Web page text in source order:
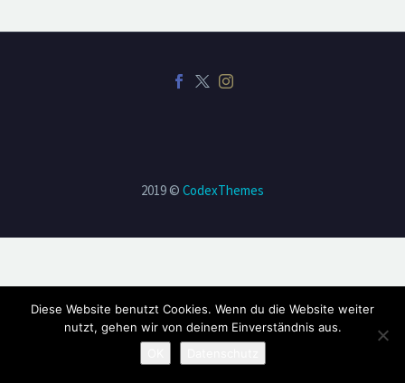
2019 © CodexThemes
Diese Website benutzt Cookies. Wenn du die Website weiter
nutzt, gehen wir von deinem Einverständnis aus.